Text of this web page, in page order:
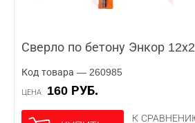
Сверло по бетону Энкор
Код товара — 260985
ЦЕНА 160 РУБ.
К